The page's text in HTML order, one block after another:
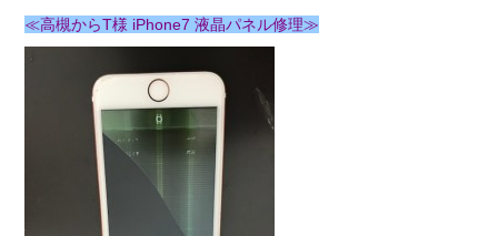
≪高槻からT様 iPhone7 液晶パネル修理≫